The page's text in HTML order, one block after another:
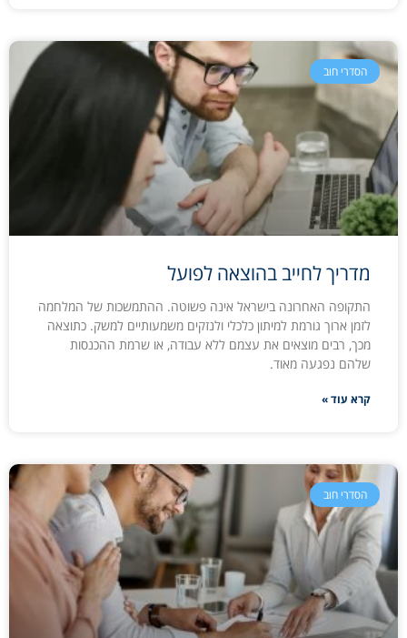
הסדרי חוב
מדריך לחייב בהוצאה לפועל
התקופה האחרונה בישראל אינה פשוטה. ההתמשכות של המלחמה
לזמן ארוך גורמת למיתון כלכלי ולנזקים משמעותיים למשק. כתוצאה
מכך, רבים מוצאים את עצמם ללא עבודה, או שרמת ההכנסות
שלהם נפגעה מאוד.
קרא עוד »
הסדרי חוב